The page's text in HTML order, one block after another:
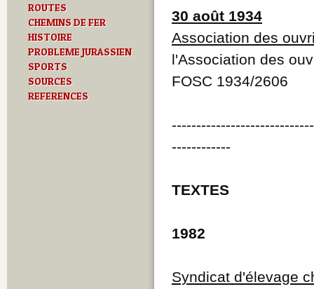
S
T
U
ROUTES
CHEMINS DE FER
HISTOIRE
PROBLEME JURASSIEN
SPORTS
SOURCES
REFERENCES
30 août 1934
Association des
l'Association des
FOSC 1934/2606
------------
TEXTES
1982
Syndicat d'élevage